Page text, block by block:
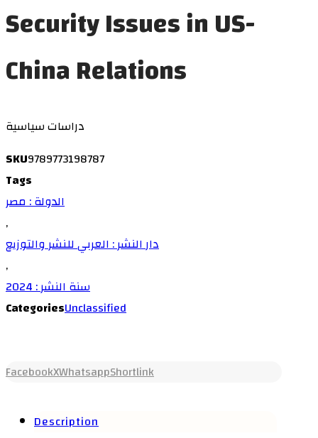
Security Issues in US-
China Relations
دراسات سياسية
SKU9789773198787
Tags
الدولة : مصر
,
دار النشر : العربي للنشر والتوزيع
,
سنة النشر : 2024
CategoriesUnclassified
FacebookXWhatsappShortlink
Description